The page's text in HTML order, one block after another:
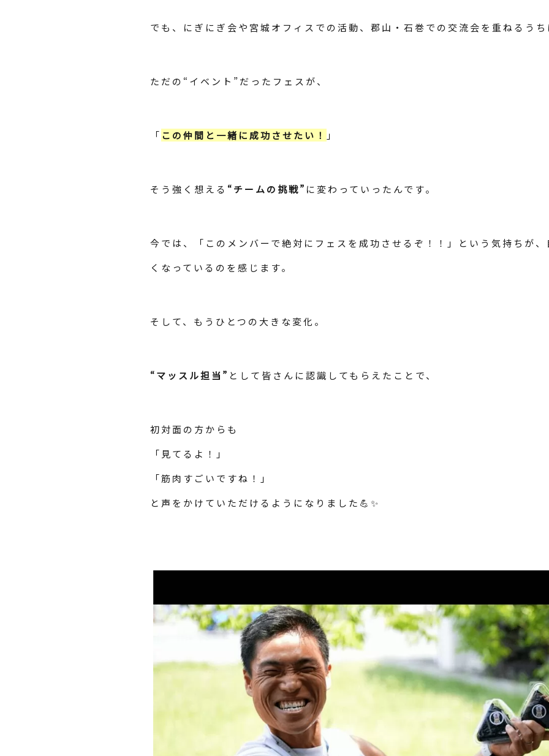
でも、にぎにぎ会や宮城オフィスでの活動、郡山・石巻での交流会を重ねるう
ただの“イベント”だったフェスが、
「 この仲間と一緒に成功させたい！ 」
そう強く想える “チームの挑戦” に変わっていったんです。
今では、「このメンバーで絶対にフェスを成功させるぞ！！」という気持ちが
くなっているのを感じます。
そして、もうひとつの大きな変化。
“マッスル担当” として皆さんに認識してもらえたことで、
初対面の方からも
「見てるよ！」
「筋肉すごいですね！」
と声をかけていただけるようになりました💪✨